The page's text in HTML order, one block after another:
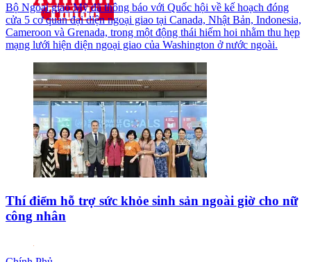
Bộ Ngoại giao Mỹ đã thông báo với Quốc hội về kế hoạch đóng
cửa 5 cơ quan đại diện ngoại giao tại Canada, Nhật Bản, Indonesia,
Cameroon và Grenada, trong một động thái hiếm hoi nhằm thu hẹp
mạng lưới hiện diện ngoại giao của Washington ở nước ngoài.
Thí điểm hỗ trợ sức khỏe sinh sản ngoài giờ cho nữ
công nhân